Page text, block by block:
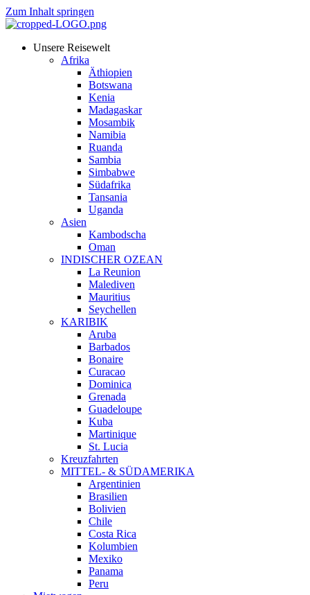
Zum Inhalt springen
Unsere Reisewelt
Afrika
Äthiopien
Botswana
Kenia
Madagaskar
Mosambik
Namibia
Ruanda
Sambia
Simbabwe
Südafrika
Tansania
Uganda
Asien
Kambodscha
Oman
INDISCHER OZEAN
La Reunion
Malediven
Mauritius
Seychellen
KARIBIK
Aruba
Barbados
Bonaire
Curacao
Dominica
Grenada
Guadeloupe
Kuba
Martinique
St. Lucia
Kreuzfahrten
MITTEL- & SÜDAMERIKA
Argentinien
Brasilien
Bolivien
Chile
Costa Rica
Kolumbien
Mexiko
Panama
Peru